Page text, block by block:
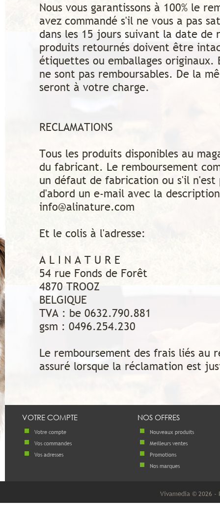
Nous vous garantissons à 100% le
avez commandé s'il ne vous a pas
dans les 15 jours suivant la date de
produits retournés doivent être
étiquettes ou emballages
ne sont pas remboursables. De la
seront à votre charge.
RECLAMATIONS
Tous les produits disponibles au
du fabricant. Le remboursement
un défaut de fabrication ou s'il n'est
d'abord un e-mail avec la
info@alinature.com
Et le colis à l'adresse:
A L I N A T U R E
54 rue Fonds de Forêt
4870 TROOZ
BELGIQUE
TVA : be 0632.790.881
gsm : 0496.254.230
Le remboursement des frais liés au
assuré lorsque la réclamation est
VOTRE COMPTE
Votre compte
Vos commandes
Vos adresses
NOS OFFRES
Nouveaux produits
Meilleurs ventes
Promotions
Nos marques
Vivamedia © 2026